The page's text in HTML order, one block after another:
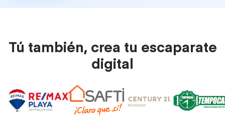
Tú también, crea tu escaparate
digital